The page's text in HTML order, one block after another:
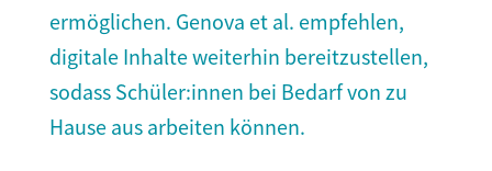
ermöglichen. Genova et al. empfehlen,
digitale Inhalte weiterhin bereitzustellen,
sodass Schüler:innen bei Bedarf von zu
Hause aus arbeiten können.